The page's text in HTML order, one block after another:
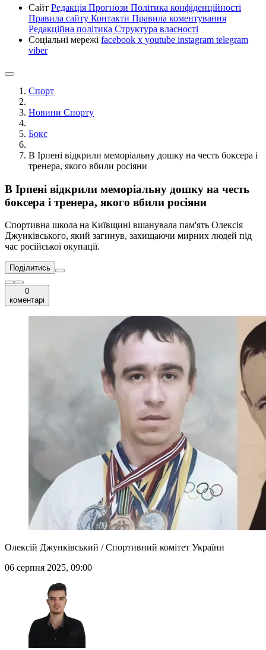
Сайт Редакція Прогнози Політика конфіденційності
Правила сайту Контакти Правила коментування
Редакційна політика Структура власності
Соціальні мережі facebook x youtube instagram telegram
viber
Спорт
Новини Спорту
Бокс
В Ірпені відкрили меморіальну дошку на честь боксера і
тренера, якого вбили росіяни
В Ірпені відкрили меморіальну дошку на честь
боксера і тренера, якого вбили росіяни
Спортивна школа на Київщині вшанувала пам'ять Олексія
Джунківського, який загинув, захищаючи мирних людей під
час російської окупації.
Поділитись
0
коментарі
Олексій Джунківський / Спортивний комітет України
06 серпня 2025, 09:00